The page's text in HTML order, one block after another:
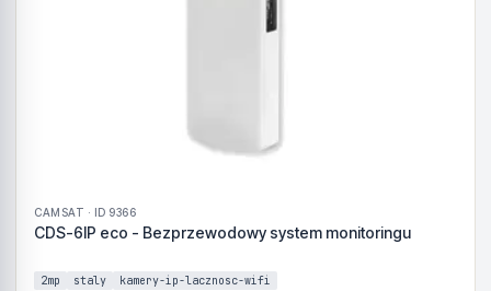
CAMSAT · ID 9366
CDS-6IP eco - Bezprzewodowy system monitoringu
2mp staly kamery-ip-lacznosc-wifi